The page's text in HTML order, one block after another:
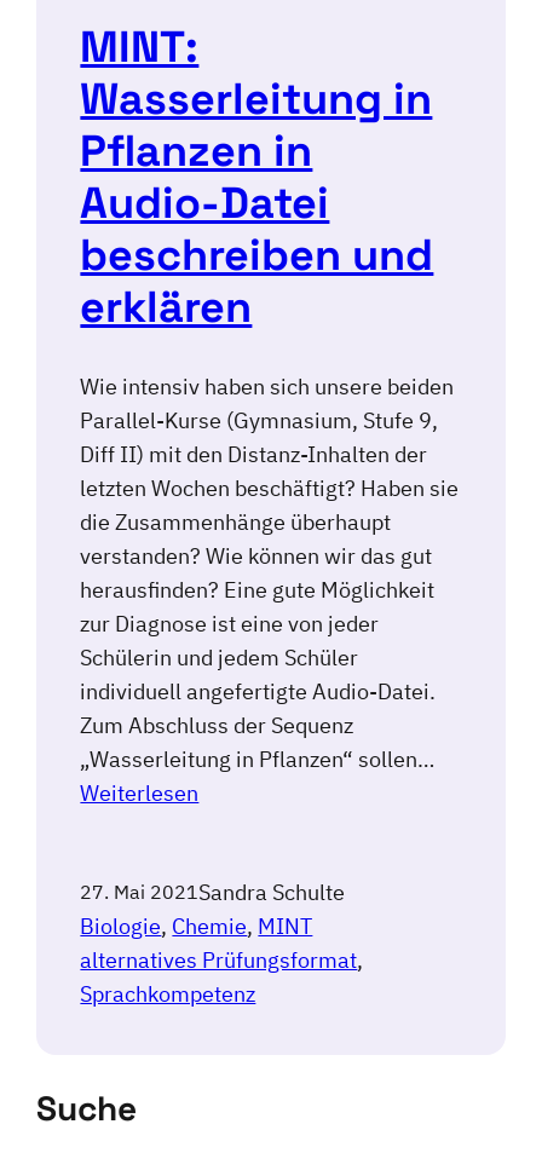
MINT:
Wasserleitung in
Pflanzen in
Audio-Datei
beschreiben und
erklären
Wie intensiv haben sich unsere beiden
Parallel-Kurse (Gymnasium, Stufe 9,
Diff II) mit den Distanz-Inhalten der
letzten Wochen beschäftigt? Haben sie
die Zusammenhänge überhaupt
verstanden? Wie können wir das gut
herausfinden? Eine gute Möglichkeit
zur Diagnose ist eine von jeder
Schülerin und jedem Schüler
individuell angefertigte Audio-Datei.
Zum Abschluss der Sequenz
„Wasserleitung in Pflanzen“ sollen…
Weiterlesen
27. Mai 2021Sandra Schulte
Biologie, Chemie, MINT
alternatives Prüfungsformat
Sprachkompetenz
Suche